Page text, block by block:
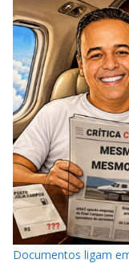
Documentos ligam